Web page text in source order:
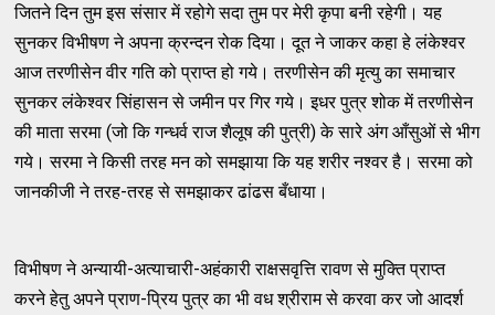
जितने दिन तुम इस संसार में रहोगे सदा तुम पर मेरी कृपा बनी रहेगी। यह
सुनकर विभीषण ने अपना क्रन्दन रोक दिया। दूत ने जाकर कहा हे लंकेश्वर
आज तरणीसेन वीर गति को प्राप्त हो गये। तरणीसेन की मृत्यु का समाचार
सुनकर लंकेश्वर सिंहासन से जमीन पर गिर गये। इधर पुत्र शोक में तरणीसेन
की माता सरमा (जो कि गन्धर्व राज शैलूष की पुत्री) के सारे अंग आँसुओं से भीग
गये। सरमा ने किसी तरह मन को समझाया कि यह शरीर नश्वर है। सरमा को
जानकीजी ने तरह-तरह से समझाकर ढांढस बँधाया।
विभीषण ने अन्यायी-अत्याचारी-अहंकारी राक्षसवृत्ति रावण से मुक्ति प्राप्त
करने हेतु अपने प्राण-प्रिय पुत्र का भी वध श्रीराम से करवा कर जो आदर्श